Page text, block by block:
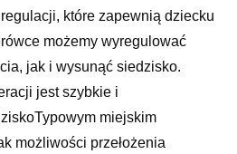
które zapewnią dziecku
możemy wyregulować
jak i wysunąć siedzisko.
jest szybkie i
miejskim
możliwości przełożenia